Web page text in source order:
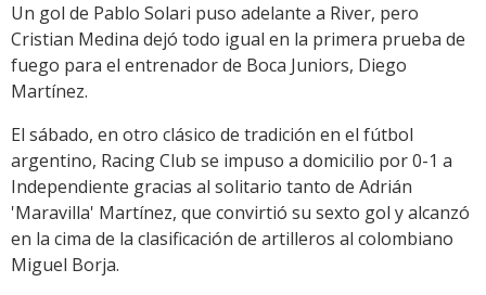
Un gol de Pablo Solari puso adelante a River, pero
Cristian Medina dejó todo igual en la primera prueba de
fuego para el entrenador de Boca Juniors, Diego
Martínez.
El sábado, en otro clásico de tradición en el fútbol
argentino, Racing Club se impuso a domicilio por 0-1 a
Independiente gracias al solitario tanto de Adrián
'Maravilla' Martínez, que convirtió su sexto gol y alcanzó
en la cima de la clasificación de artilleros al colombiano
Miguel Borja.